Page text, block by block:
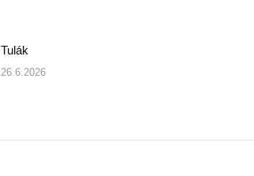
Tulák
26.6.2026